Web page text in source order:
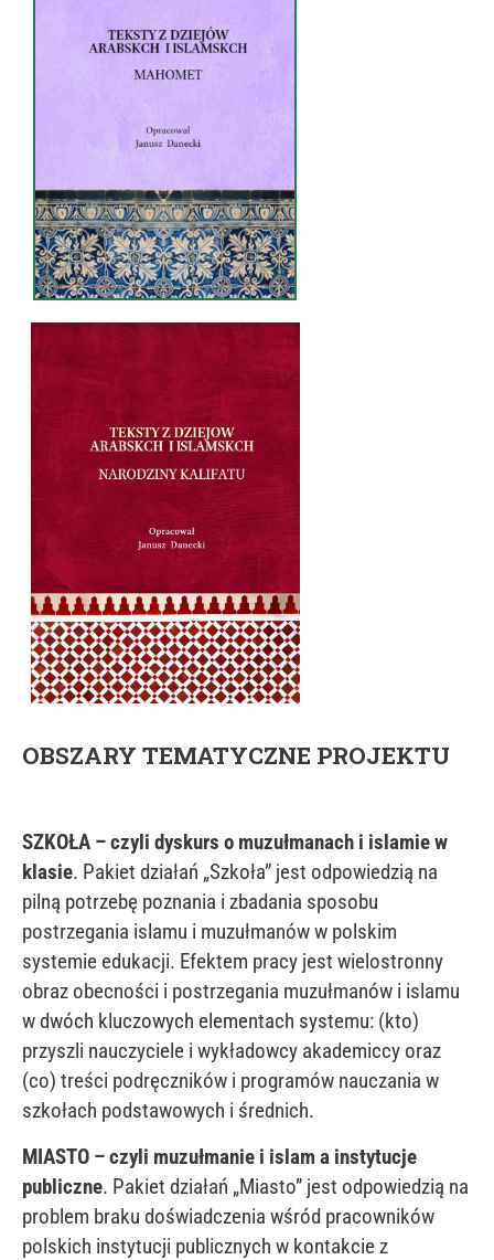
OBSZARY TEMATYCZNE PROJEKTU
SZKOŁA – czyli dyskurs o muzułmanach i islamie w
klasie. Pakiet działań „Szkoła” jest odpowiedzią na
pilną potrzebę poznania i zbadania sposobu
postrzegania islamu i muzułmanów w polskim
systemie edukacji. Efektem pracy jest wielostronny
obraz obecności i postrzegania muzułmanów i islamu
w dwóch kluczowych elementach systemu: (kto)
przyszli nauczyciele i wykładowcy akademiccy oraz
(co) treści podręczników i programów nauczania w
szkołach podstawowych i średnich.
MIASTO – czyli muzułmanie i islam a instytucje
publiczne. Pakiet działań „Miasto” jest odpowiedzią na
problem braku doświadczenia wśród pracowników
polskich instytucji publicznych w kontakcie z